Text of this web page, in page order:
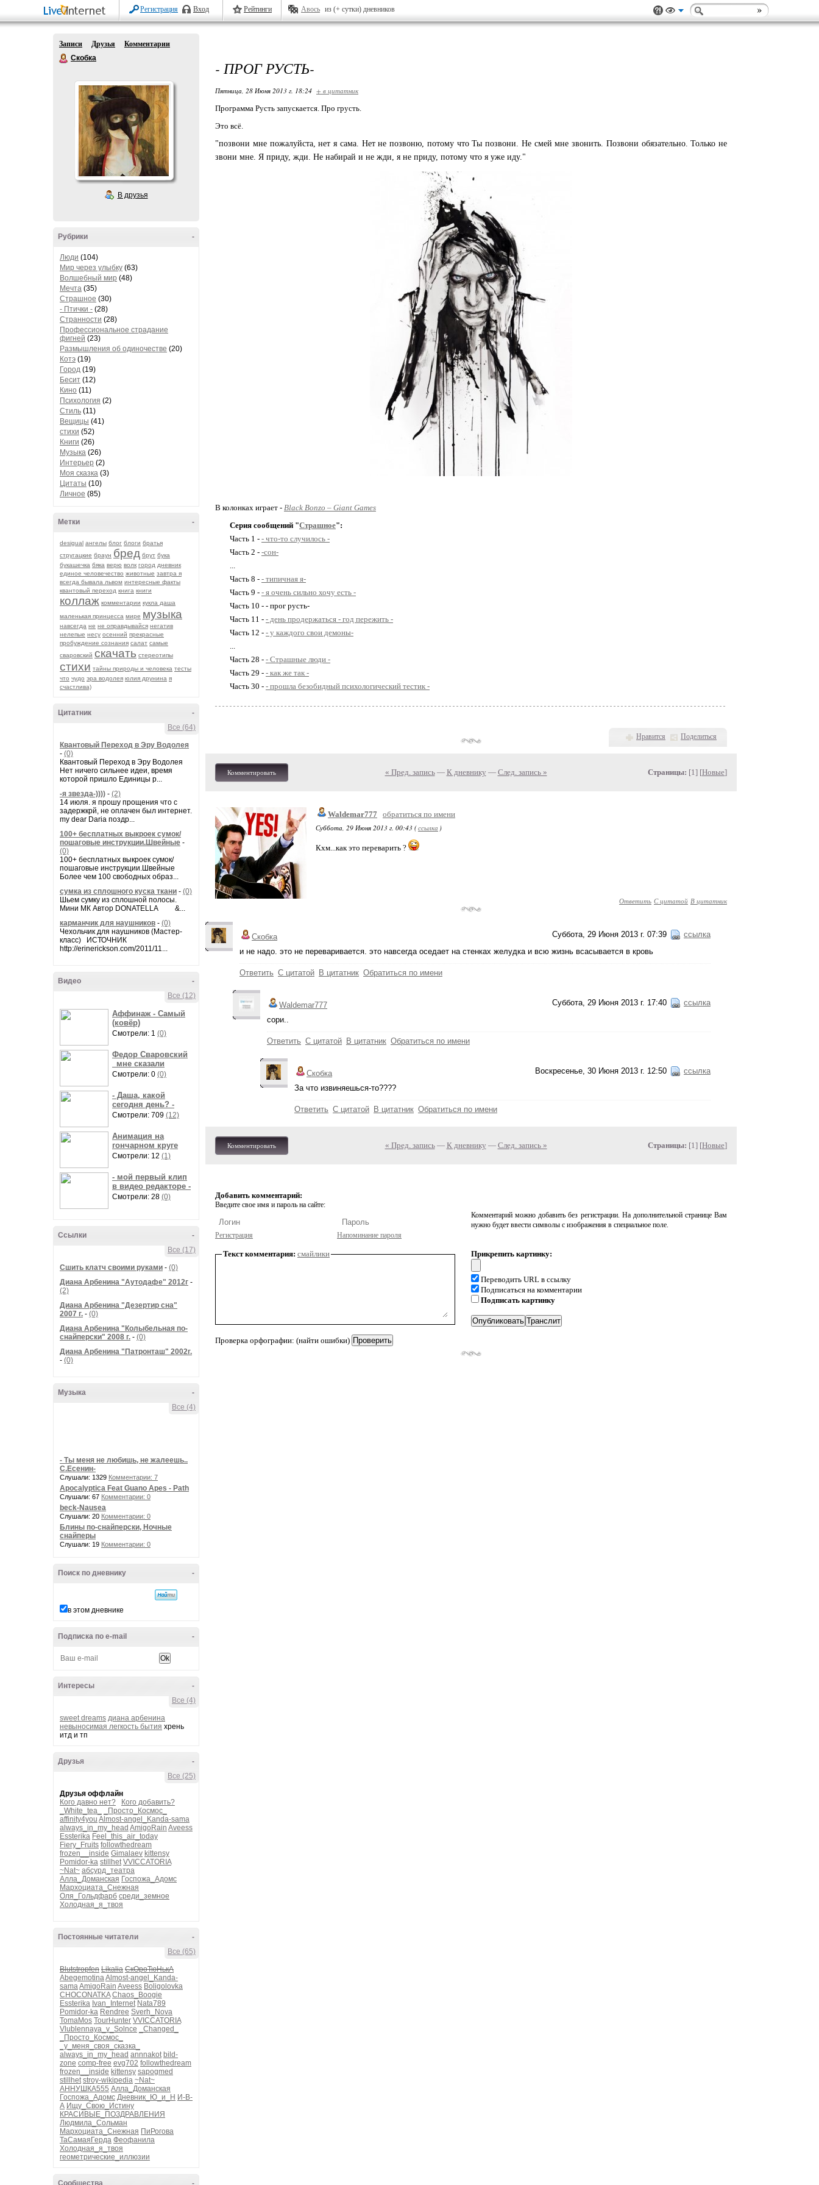
Регистрация Вход Рейтинги Авось из (+ сутки) дневников
Записи Друзья
Комментарии
Скобка
В друзья
-
Рубрики
Люди (104)
Мир через улыбку (63)
Волшебный мир (48)
Мечта (35)
Страшное (30)
- Птички - (28)
Странности (28)
Профессиональное страдание
фигней (23)
Размышления об одиночестве (20)
Котэ (19)
Город (19)
Бесит (12)
Кино (11)
Психология (2)
Стиль (11)
Вещицы (41)
стихи (52)
Книги (26)
Музыка (26)
Интерьер (2)
Моя сказка (3)
Цитаты (10)
Личное (85)
-
Метки
desigual ангелы блог блоги братья
стругацкие браун бред брут бука
букашечка бяка верю волк город дневник
единое человечество животные завтра я
всегда бывала львом интересные факты
квантовый переход книга книги
коллаж комментарии кукла даша
маленькая принцесса мире музыка
навсегда не не оправдывайся негатив
нелепые несу осенний прекрасные
пробуждение сознания салат самые
сваровский скачать стереотипы
стихи тайны природы и человека тесты
что чудо эра водолея юлия друнина я
счастлива)
-
Цитатник
Все (64)
Квантовый Переход в Эру Водолея
- (0)
Квантовый Переход в Эру Водолея
Нет ничего сильнее идеи, время
которой пришло Единицы р...
-я звезда-)))) - (2)
14 июля. я прошу прощения что с
задержкрй, не оплачен был интернет.
my dear Daria поздр...
100+ бесплатных выкроек сумок/
пошаговые инструкции.Швейные -
(0)
100+ бесплатных выкроек сумок/
пошаговые инструкции.Швейные
Более чем 100 свободных образ...
сумка из сплошного куска ткани - (0)
Шьем сумку из сплошной полосы.
Мини МК Автор DONATELLA &...
карманчик для наушников - (0)
Чехольчик для наушников (Мастер-
класс) ИСТОЧНИК
http://erinerickson.com/2011/11...
-
Видео
Все (12)
Аффинаж - Самый
(ковёр)
Смотрели: 1 (0)
Федор Сваровский
_мне сказали
Смотрели: 0 (0)
- Даша, какой
сегодня день? -
Смотрели: 709 (12)
Анимация на
гончарном круге
Смотрели: 12 (1)
- мой первый клип
в видео редакторе -
Смотрели: 28 (0)
-
Ссылки
Все (17)
Сшить клатч своими руками - (0)
Диана Арбенина "Аутодафе" 2012г -
(2)
Диана Арбенина "Дезертир сна"
2007 г. - (0)
Диана Арбенина "Колыбельная по-
снайперски" 2008 г. - (0)
Диана Арбенина "Патронташ" 2002г.
- (0)
-
Музыка
Все (4)
- Ты меня не любишь, не жалеешь..
С.Есенин-
Слушали: 1329 Комментарии: 7
Apocalyptica Feat Guano Apes - Path
Слушали: 67 Комментарии: 0
beck-Nausea
Слушали: 20 Комментарии: 0
Блины по-снайперски, Ночные
снайперы
Слушали: 19 Комментарии: 0
-
Поиск по дневнику
в этом дневнике
-
Подписка по e-mail
-
Интересы
Все (4)
sweet dreams диана арбенина
невыносимая легкость бытия хрень
итд и тп
-
Друзья
Все (25)
Друзья оффлайн
Кого давно нет?
Кого добавить?
_White_tea_
_Просто_Космос_
affinity4you Almost-angel_Kanda-sama
always_in_my_head AmigoRain Aveess
Essterika Feel_this_air_today
Fiery_Fruits followthedream
frozen__inside Gimalaev kittensy
Pomidor-ka stillhet VVICCATORIA
~Nat~ абсурд_театра
Алла_Доманская Госпожа_Адомс
Мархоциата_Снежная
Оля_Гольдфарб среди_земное
Холодная_я_твоя
-
Постоянные читатели
Все (65)
Blutstropfen Likalia СкОроТюНькА
AbegemotinaAlmost-angel_Kanda-
samaAmigoRain Aveess Boligolovka
CHOCONATKA Chaos_Boogie
Essterika Ivan_Internet Nata789
Pomidor-ka Rendree Sverh_Nova
TomaMos TourHunter VVICCATORIA
Vlublennaya_v_Solnce
_Changed_
_Просто_Космос_
_у_меня_своя_сказка_
always_in_my_head annnakot bild-
zone comp-free evg702 followthedream
frozen__inside kittensy sapogmed
stillhet stroy-wikipedia ~Nat~
АННУШКА555 Алла_Доманская
Госпожа_Адомс Дневник_Ю_и_Н И-В-
А Ищу_Свою_Истину
КРАСИВЫЕ_ПОЗДРАВЛЕНИЯ
Людмила_Сольман
Мархоциата_Снежная ПиРогова
ТаСамаяГерда Феофанила
Холодная_я_твоя
геометрические_иллюзии
-
Сообщества
- ПРОГ РУСТЬ-
Пятница, 28 Июня 2013 г. 18:24 + в цитатник
Программа Русть запускается. Про грусть.
Это всё.
"позвони мне пожалуйста, нет я сама. Нет не позвоню, потому что Ты позвони. Не смей мне звонить. Позвони обязательно. Только не
звони мне. Я приду, жди. Не набирай и не жди, я не приду, потому что я уже иду."
В колонках играет - Black Bonzo – Giant Games
Серия сообщений "Страшное":
Часть 1 - - что-то случилось -
Часть 2 - -сон-
...
Часть 8 - - типичная я-
Часть 9 - - я очень сильно хочу есть -
Часть 10 - - прог русть-
Часть 11 - - день продержаться - год пережить -
Часть 12 - - у каждого свои демоны-
...
Часть 28 - - Страшные люди -
Часть 29 - - как же так -
Часть 30 - - прошла безобидный психологический тестик -
Нравится Поделиться
Комментировать « Пред. запись— К дневнику — След. запись » Страницы: [1] [Новые]
Waldemar777
обратиться по имени
Суббота, 29 Июня 2013 г. 00:43 (ссылка )
Кхм...как это переварить ?
Ответить С цитатой В цитатник
Суббота, 29 Июня 2013 г. 07:39 ссылка
Скобка
и не надо. это не переваривается. это навсегда оседает на стенках желудка и всю жизнь всасывается в кровь
Ответить С цитатой В цитатник Обратиться по имени
Суббота, 29 Июня 2013 г. 17:40 ссылка
Waldemar777
сори..
Ответить С цитатой В цитатник Обратиться по имени
Воскресенье, 30 Июня 2013 г. 12:50 ссылка
Скобка
За что извиняешься-то????
Ответить С цитатой В цитатник Обратиться по имени
Комментировать « Пред. запись— К дневнику — След. запись » Страницы: [1] [Новые]
Добавить комментарий:
Введите свое имя и пароль на сайте:
Регистрация Напоминание пароля
Комментарий можно добавить без регистрации. На дополнительной странице Вам
нужно будет ввести символы с изображения в специальное поле.
Текст комментария: смайлики
Проверка орфографии: (найти ошибки)
Прикрепить картинку:
Переводить URL в ссылку
Подписаться на комментарии
Подписать картинку